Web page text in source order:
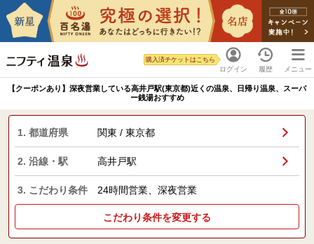
ログイン
購入済チケットはこちら
履歴 メニュー
【クーポンあり】深夜営業している高井戸駅(東京都)近くの温泉、日帰り温泉、スーパ
ー銭湯おすすめ
1. 都道府県 関東 / 東京都
2. 沿線・駅 高井戸駅
3. こだわり条件 24時間営業、深夜営業
こだわり条件を変更する